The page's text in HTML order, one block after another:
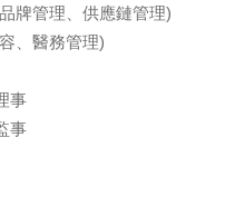
牌管理、供應鏈管理)
、醫務管理)
事
事